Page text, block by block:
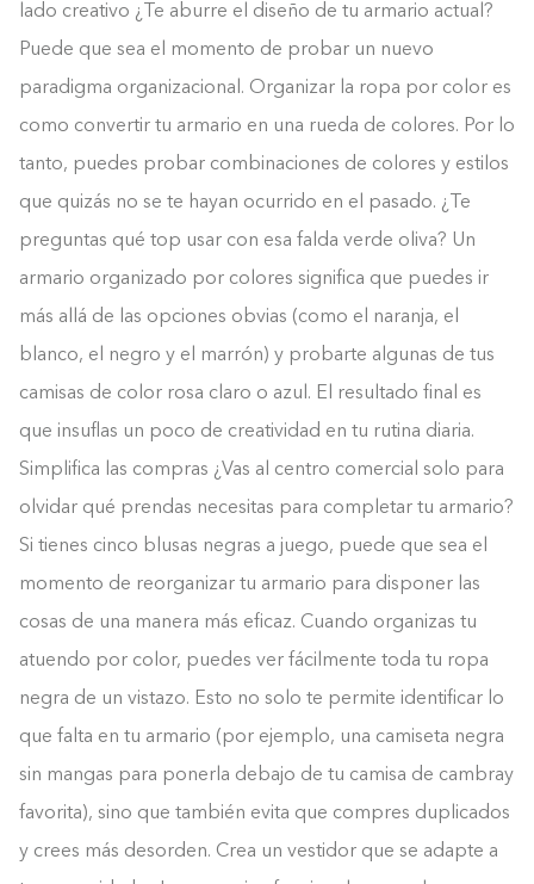
lado creativo ¿Te aburre el diseño de tu armario actual?
Puede que sea el momento de probar un nuevo
paradigma organizacional. Organizar la ropa por color es
como convertir tu armario en una rueda de colores. Por lo
tanto, puedes probar combinaciones de colores y estilos
que quizás no se te hayan ocurrido en el pasado. ¿Te
preguntas qué top usar con esa falda verde oliva? Un
armario organizado por colores significa que puedes ir
más allá de las opciones obvias (como el naranja, el
blanco, el negro y el marrón) y probarte algunas de tus
camisas de color rosa claro o azul. El resultado final es
que insuflas un poco de creatividad en tu rutina diaria.
Simplifica las compras ¿Vas al centro comercial solo para
olvidar qué prendas necesitas para completar tu armario?
Si tienes cinco blusas negras a juego, puede que sea el
momento de reorganizar tu armario para disponer las
cosas de una manera más eficaz. Cuando organizas tu
atuendo por color, puedes ver fácilmente toda tu ropa
negra de un vistazo. Esto no solo te permite identificar lo
que falta en tu armario (por ejemplo, una camiseta negra
sin mangas para ponerla debajo de tu camisa de cambray
favorita), sino que también evita que compres duplicados
y crees más desorden. Crea un vestidor que se adapte a